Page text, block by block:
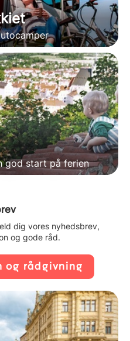
god start på ferien
dig vores nyhedsbrev,
og gode råd.
og rådgivning